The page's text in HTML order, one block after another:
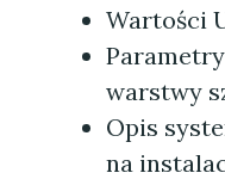
Wartości
warstwy
Opis
na